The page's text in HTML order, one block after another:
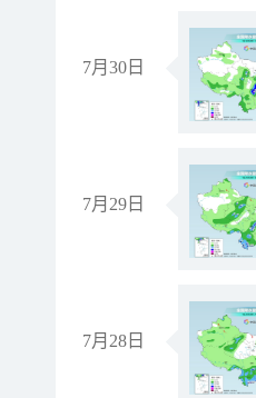
7月30日
7月29日
7月28日